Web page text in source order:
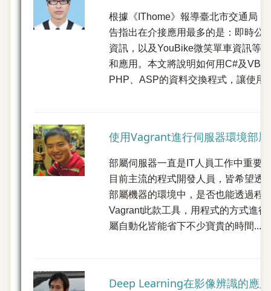
根據《IThome》報導臺北市交通局
告指出在介接應用最多的是：即時公
資訊，以及YouBike微笑單車資訊等
和應用。本文將說明如何用C#及
PHP、ASP的資料交換程式，讓使用
使用Vagrant進行伺服器環境部屬
部屬伺服器一直是IT人員工作中重要
目前主流的程式開發人員，皆希望透
部屬機器的環境中，是否也能透過程
Vagrant此款工具，用程式的方式進
屬自動化皆能省下不少寶貴的時間...
Deep Learning在影像辨識的應用